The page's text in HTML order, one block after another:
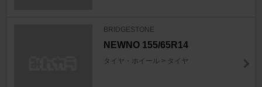
BRIDGESTONE
NEWNO 155/65R14
タイヤ・ホイール > タイヤ